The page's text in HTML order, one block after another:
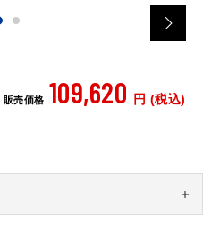
販売価格 109,620 円 (税込)